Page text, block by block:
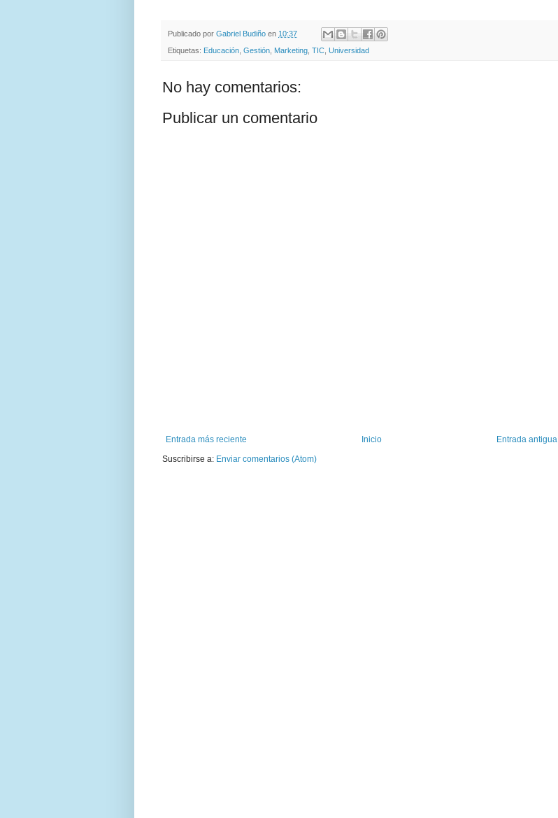
Publicado por Gabriel Budiño en 10:37
Etiquetas: Educación Gestión Marketing TIC Universidad
No hay comentarios:
Publicar un comentario
Entrada más reciente Entrada antigua
Inicio
Suscribirse a: Enviar comentarios (Atom)